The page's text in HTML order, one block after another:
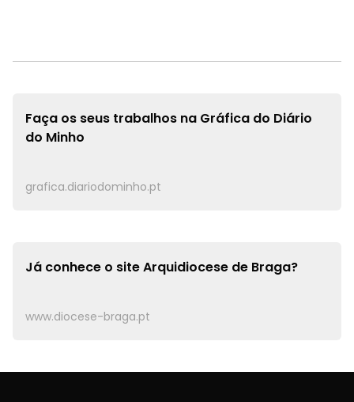
Faça os seus trabalhos na Gráfica do Diário
do Minho
grafica.diariodominho.pt
Já conhece o siteArquidiocese de Braga?
www.diocese-braga.pt